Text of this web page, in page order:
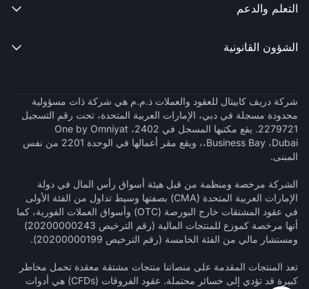
التعلم والدعم 
الشؤون القانونية 
شركة دريف كابيتال للعقود والعملات ذ.م.م هي شركة ذات مسؤولية
محدودة مسجلة في دبي، الإمارات العربية المتحدة، تحت رقم التسجيل
2279721. يقع مكتبها المسجل في 2402، One by Omniyat
،Business Bay ،Dubai، ويقع مقر أعمالها في الوحدة 2201 من نفس
المبنى.
الشركة مرخصة ومنظمة من قبل هيئة أسواق رأس المال في دولة
الإمارات العربية المتحدة (CMA) بصفتها وسيط تداول من الفئة الأولى
في عقود المشتقات خارج البورصة (OTC) وأسواق العملات الفورية، كما
أنها مرخصة كموزع للمنتجات المالية (رقم الترخيص 20200000243)
ومستشار مالي من الفئة الخامسة (رقم الترخيص 20200000199).
تعد المنتجات المقدمة على منصاتنا منتجات مشتقة معقدة تحمل مخاطر
كبيرة قد تؤدي إلى خسائر محتملة. عقود الفروقات (CFDs) هي أدوات